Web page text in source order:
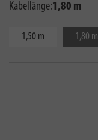
Kabellänge:1,80 m
1,50 m 1,80 m